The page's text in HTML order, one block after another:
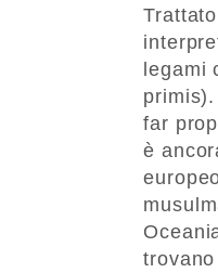
legami
far
è